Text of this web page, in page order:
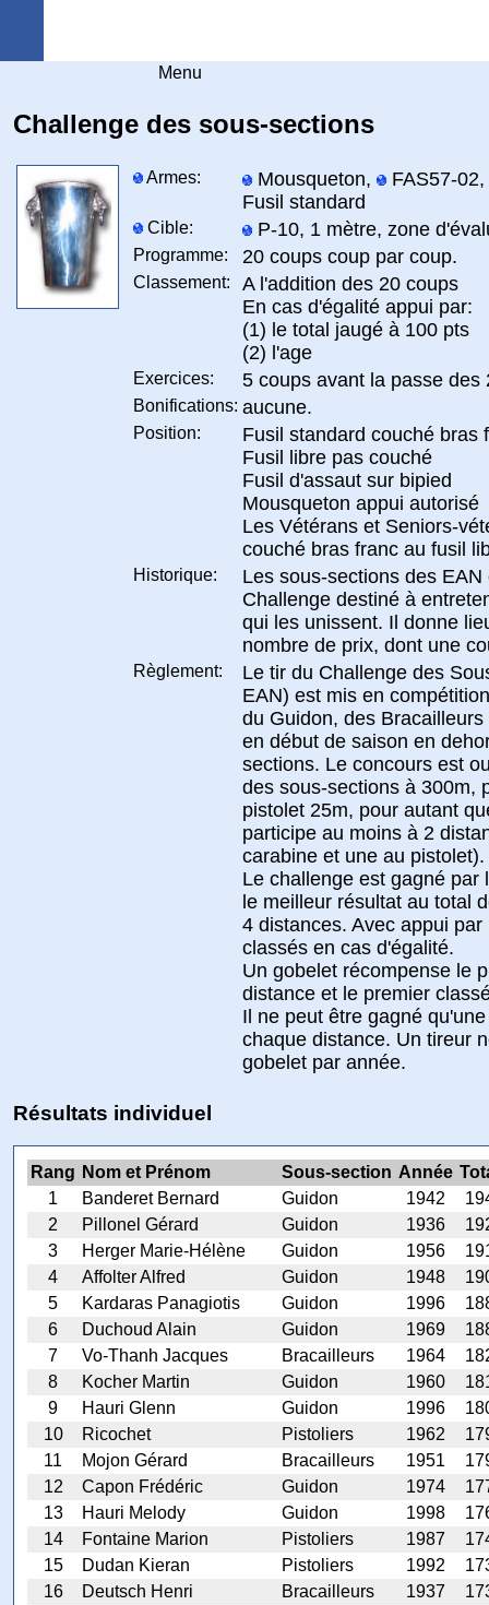
Menu
Challenge des sous-sections
Armes: Mousqueton,
FAS57-02,
Fusil standard
Cible: P-10, 1 mètre, zone
Programme: 20 coups coup par coup.
Classement:
A l'addition des 20 coups
En cas d'égalité appui par:
(1) le total jaugé à 100 pts
(2) l'age
Exercices: 5 coups avant la passe des
Bonifications: aucune.
Position:
Fusil standard couché bras
Fusil libre pas couché
Fusil d'assaut sur bipied
Mousqueton appui autorisé
Les Vétérans et Seniors-
couché bras franc au fusil
Historique:
Les sous-sections des
Challenge destiné à
qui les unissent. Il donne
nombre de prix, dont une
Règlement:
Le tir du Challenge des
EAN) est mis en
du Guidon, des
en début de saison en
sections. Le concours est
des sous-sections à 300m,
pistolet 25m, pour autant
participe au moins à 2
carabine et une au pistolet).
Le challenge est gagné par
le meilleur résultat au total
4 distances. Avec appui
classés en cas d'égalité.
Un gobelet récompense le
distance et le premier
Il ne peut être gagné
chaque distance. Un tireur
gobelet par année.
Résultats individuel
Rang Nom et Prénom Sous-section Année
1
Banderet Bernard Guidon 1942
2
Pillonel Gérard Guidon 1936
3
Herger Marie-Hélène Guidon 1956
4
Affolter Alfred Guidon 1948
5
Kardaras Panagiotis Guidon 1996
6
Duchoud Alain Guidon 1969
7
Vo-Thanh Jacques Bracailleurs 1964
8
Kocher Martin Guidon 1960
9
Hauri Glenn Guidon 1996
10
Ricochet Pistoliers 1962
11
Mojon Gérard Bracailleurs 1951
12
Capon Frédéric Guidon 1974
13
Hauri Melody Guidon 1998
14
Fontaine Marion Pistoliers 1987
15
Dudan Kieran Pistoliers 1992
16
Deutsch Henri Bracailleurs 1937